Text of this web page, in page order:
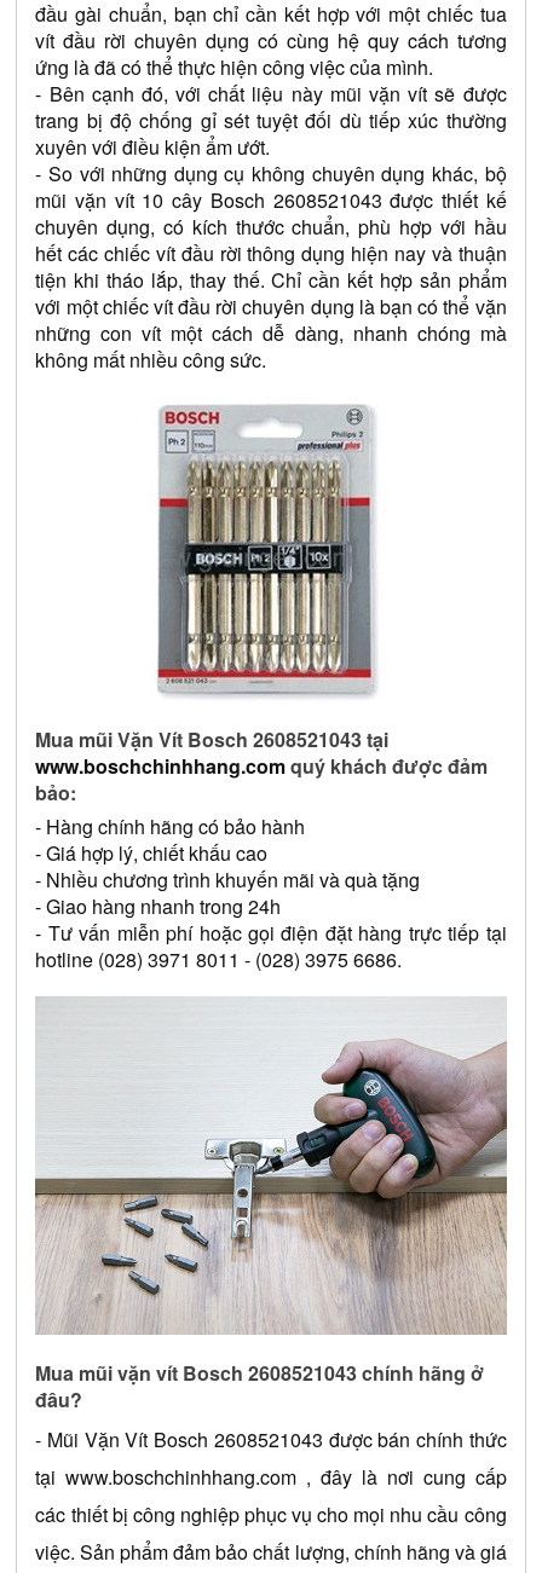
đầu gài chuẩn, bạn chỉ cần kết hợp với một chiếc tua
vít đầu rời chuyên dụng có cùng hệ quy cách tương
ứng là đã có thể thực hiện công việc của mình.
- Bên cạnh đó, với chất liệu này mũi vặn vít sẽ được
trang bị độ chống gỉ sét tuyệt đối dù tiếp xúc thường
xuyên với điều kiện ẩm ướt.
- So với những dụng cụ không chuyên dụng khác, bộ
mũi vặn vít 10 cây Bosch 2608521043 được thiết kế
chuyên dụng, có kích thước chuẩn, phù hợp với hầu
hết các chiếc vít đầu rời thông dụng hiện nay và thuận
tiện khi tháo lắp, thay thế. Chỉ cần kết hợp sản phẩm
với một chiếc vít đầu rời chuyên dụng là bạn có thể vặn
những con vít một cách dễ dàng, nhanh chóng mà
không mất nhiều công sức.
www.boschchinhhang.com quý khách được đảm
bảo:
- Hàng chính hãng có bảo hành
- Giá hợp lý, chiết khấu cao
- Nhiều chương trình khuyến mãi và quà tặng
- Giao hàng nhanh trong 24h
- Tư vấn miễn phí hoặc gọi điện đặt hàng trực tiếp tại
hotline (028) 3971 8011 - (028) 3975 6686.
Mua mũi vặn vít Bosch 2608521043 chính hãng ở
đâu?
- Mũi Vặn Vít Bosch 2608521043 được bán chính thức
tại www.boschchinhhang.com , đây là nơi cung cấp
các thiết bị công nghiệp phục vụ cho mọi nhu cầu công
việc. Sản phẩm đảm bảo chất lượng, chính hãng và giá